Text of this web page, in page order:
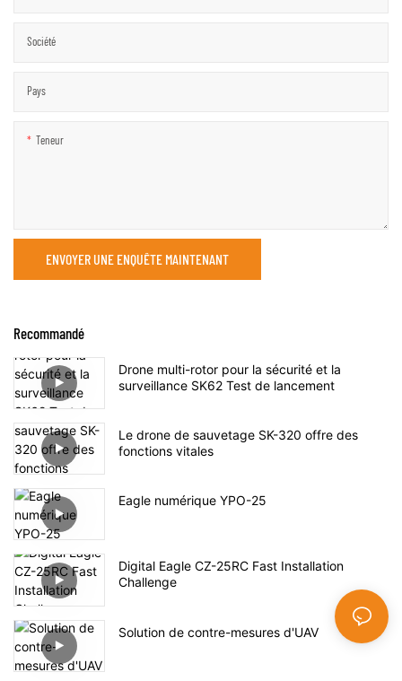
Société
Pays
Teneur
ENVOYER UNE ENQUÊTE MAINTENANT
Recommandé
Drone multi-rotor pour la sécurité et la
surveillance SK62 Test de lancement
Le drone de sauvetage SK-320 offre des
fonctions vitales
Eagle numérique YPO-25
Digital Eagle CZ-25RC Fast Installation
Challenge
Solution de contre-mesures d'UAV